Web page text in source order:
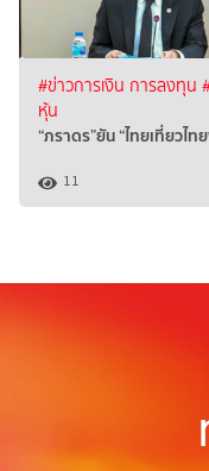
#ข่าวการเงิน การลงทุน
หุ้น
“ภราดร”ยัน “ไทยเที่ยวไ
11